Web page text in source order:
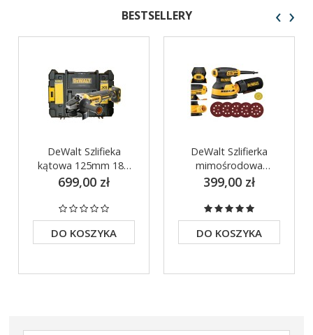
BESTSELLERY
DeWalt Szlifieka
kątowa 125mm 18V
walizka TSTAK
699,00 zł
DO KOSZYKA
DeWalt Szlifierka
mimośrodowa
125mm 280W
krążków
399,00 zł
DO KOSZYKA
‹ ›